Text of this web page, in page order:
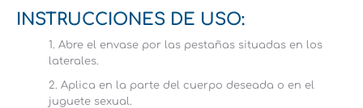
INSTRUCCIONES DE USO:
1. Abre el envase por las pestañas situadas en los
laterales.
2. Aplica en la parte del cuerpo deseada o en el
juguete sexual.